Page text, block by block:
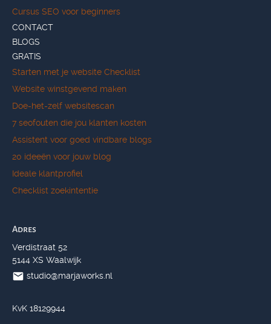
Cursus SEO voor beginners
CONTACT
BLOGS
GRATIS
Starten met je website Checklist
Website winstgevend maken
Doe-het-zelf websitescan
7 seofouten die jou klanten kosten
Assistent voor goed vindbare blogs
20 ideeën voor jouw blog
Ideale klantprofiel
Checklist zoekintentie
Adres
Verdistraat 52
5144 XS Waalwijk
studio@marjaworks.nl
KvK 18129944